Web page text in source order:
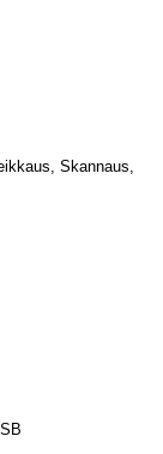
Skannaus,